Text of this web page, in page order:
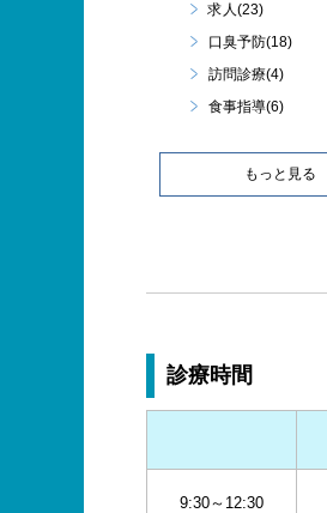
求人(23)
口臭予防(18)
訪問診療(4)
食事指導(6)
もっと見る
診療時間
9:30～12:30